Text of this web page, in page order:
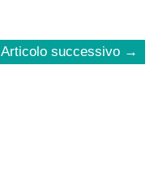
Articolo successivo →